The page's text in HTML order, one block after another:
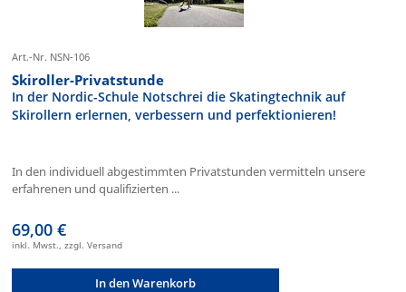
Art.-Nr. NSN-106
Skiroller-Privatstunde
In der Nordic-Schule Notschrei die Skatingtechnik auf
Skirollern erlernen, verbessern und perfektionieren!
In den individuell abgestimmten Privatstunden vermitteln unsere
erfahrenen und qualifizierten ...
69,00 €
inkl. Mwst., zzgl. Versand
In den Warenkorb